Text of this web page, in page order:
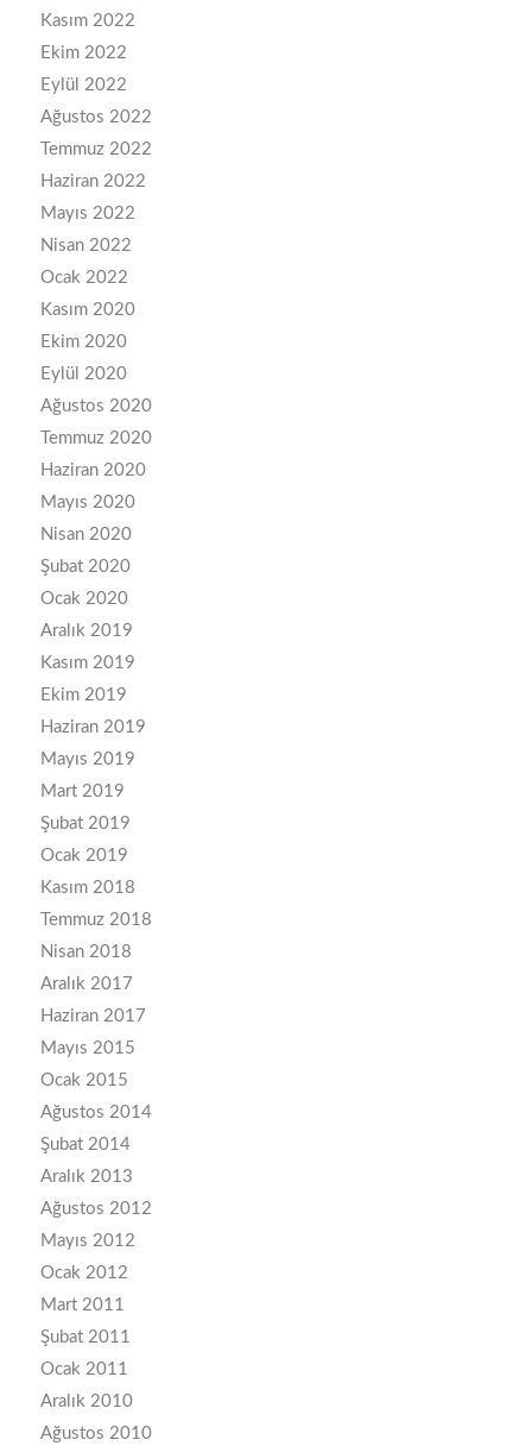
Kasım 2022
Ekim 2022
Eylül 2022
Ağustos 2022
Temmuz 2022
Haziran 2022
Mayıs 2022
Nisan 2022
Ocak 2022
Kasım 2020
Ekim 2020
Eylül 2020
Ağustos 2020
Temmuz 2020
Haziran 2020
Mayıs 2020
Nisan 2020
Şubat 2020
Ocak 2020
Aralık 2019
Kasım 2019
Ekim 2019
Haziran 2019
Mayıs 2019
Mart 2019
Şubat 2019
Ocak 2019
Kasım 2018
Temmuz 2018
Nisan 2018
Aralık 2017
Haziran 2017
Mayıs 2015
Ocak 2015
Ağustos 2014
Şubat 2014
Aralık 2013
Ağustos 2012
Mayıs 2012
Ocak 2012
Mart 2011
Şubat 2011
Ocak 2011
Aralık 2010
Ağustos 2010